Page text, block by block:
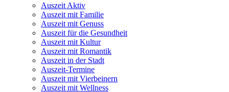
Auszeit Aktiv
Auszeit mit Familie
Auszeit mit Genuss
Auszeit für die Gesundheit
Auszeit mit Kultur
Auszeit mit Romantik
Auszeit in der Stadt
Auszeit-Termine
Auszeit mit Vierbeinern
Auszeit mit Wellness